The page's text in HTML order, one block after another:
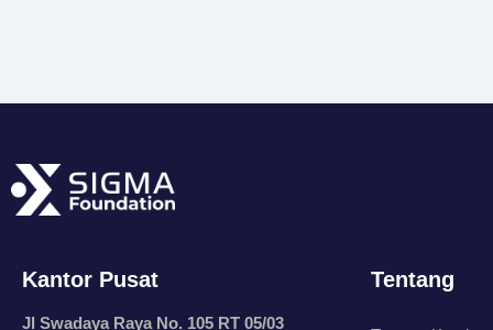
Kantor Pusat
Jl Swadaya Raya No. 105 RT 05/03
Tentang